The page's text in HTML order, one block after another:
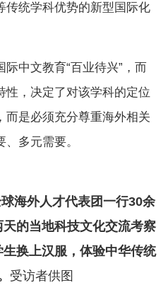
传统学科优势的新型国际化
中文教育“百业待兴”，而
性，决定了对该学科的定位
而是必须充分尊重海外相关
多元需要。
海外人才代表团一行30余
的当地科技文化交流考察
换上汉服，体验中华传统
受访者供图